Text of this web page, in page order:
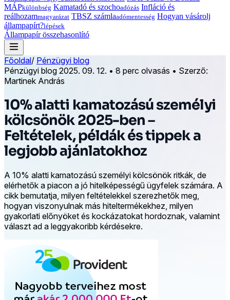
MÁPkülönbség Kamatadó és szochoadózás Infláció és
reálhozammagyarázat TBSZ számlaadómentesség Hogyan vásárolj
állampapírt?lépések
Állampapír összehasonlító
Főoldal/ Pénzügyi blog
Pénzügyi blog 2025. 09. 12. • 8 perc olvasás • Szerző:
Martinek András
10% alatti kamatozású személyi
kölcsönök 2025-ben –
Feltételek, példák és tippek a
legjobb ajánlatokhoz
A 10% alatti kamatozású személyi kölcsönök ritkák, de
elérhetők a piacon a jó hitelképességű ügyfelek számára. A
cikk bemutatja, milyen feltételekkel szerezhetők meg,
hogyan viszonyulnak más hiteltermékekhez, milyen
gyakorlati előnyöket és kockázatokat hordoznak, valamint
választ ad a leggyakoribb kérdésekre.